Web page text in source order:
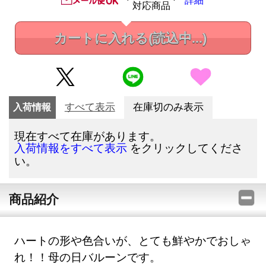
対応商品
カートに入れる(読込中...)
入荷情報 すべて表示 在庫切のみ表示
現在すべて在庫があります。
入荷情報をすべて表示 をクリックしてくださ
い。
商品紹介
ハートの形や色合いが、とても鮮やかでおしゃ
れ！！母の日バルーンです。